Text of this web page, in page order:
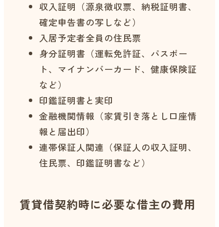
収入証明（源泉徴収票、納税証明書、
確定申告書の写しなど）
入居予定者全員の住民票
身分証明書（運転免許証、パスポー
ト、マイナンバーカード、健康保険証
など）
印鑑証明書と実印
金融機関情報（家賃引き落とし口座情
報と届出印）
連帯保証人関連（保証人の収入証明、
住民票、印鑑証明書など）
賃貸借契約時に必要な借主の費用